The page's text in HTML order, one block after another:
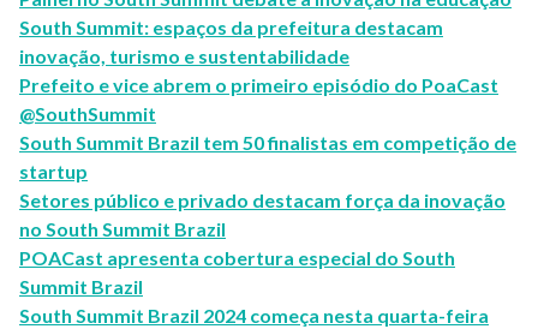
South Summit: espaços da prefeitura destacam
inovação, turismo e sustentabilidade
Prefeito e vice abrem o primeiro episódio do PoaCast
@SouthSummit
South Summit Brazil tem 50 finalistas em competição de
startup
Setores público e privado destacam força da inovação
no South Summit Brazil
POACast apresenta cobertura especial do South
Summit Brazil
South Summit Brazil 2024 começa nesta quarta-feira